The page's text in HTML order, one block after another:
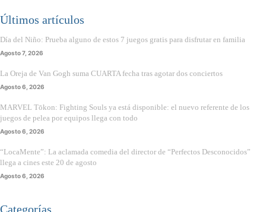
Últimos artículos
Día del Niño: Prueba alguno de estos 7 juegos gratis para disfrutar en familia
Agosto 7, 2026
La Oreja de Van Gogh suma CUARTA fecha tras agotar dos conciertos
Agosto 6, 2026
MARVEL Tōkon: Fighting Souls ya está disponible: el nuevo referente de los
juegos de pelea por equipos llega con todo
Agosto 6, 2026
“LocaMente”: La aclamada comedia del director de “Perfectos Desconocidos”
llega a cines este 20 de agosto
Agosto 6, 2026
Categorías